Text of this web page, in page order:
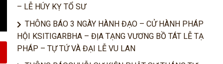
– LỄ HÚY KỴ TỔ SƯ
THÔNG BÁO 3 NGÀY HÀNH ĐẠO – CỬ HÀNH PHÁP
HỘI KSITIGARBHA – ĐỊA TẠNG VƯƠNG BỒ TÁT LỄ TẠ
PHÁP – TỰ TỨ VÀ ĐẠI LỄ VU LAN